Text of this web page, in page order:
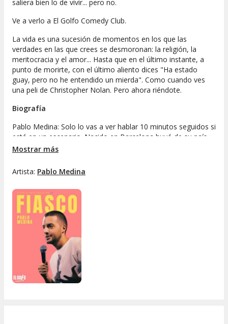
saliera bien lo de vivir... pero no.
Ve a verlo a El Golfo Comedy Club.
La vida es una sucesión de momentos en los que las
verdades en las que crees se desmoronan: la religión, la
meritocracia y el amor... Hasta que en el último instante, a
punto de morirte, con el último aliento dices "Ha estado
guay, pero no he entendido un mierda". Como cuando ves
una peli de Christopher Nolan. Pero ahora riéndote.
Biografía
Pablo Medina: Solo lo vas a ver hablar 10 minutos seguidos si
está en un escenario. Nacido en Barcelona huyó de su país
para labrarse un futuro como cómico en la capital. Le está
desconocida
por la falta de cariño que tuvo siendo niño... la
historia de siempre. El muy flipado probó a ser cantautor
antes que cómico, su ego no tiene límites.
Mostrar más
Artista: Pablo Medina